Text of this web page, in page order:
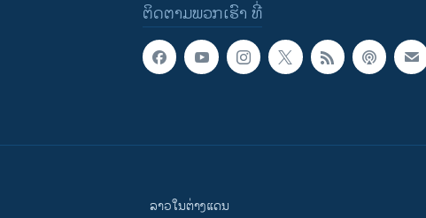
ຕິດຕາມພວກເຮົາ ທີ່
ລາວໃນຕ່າງແດນ